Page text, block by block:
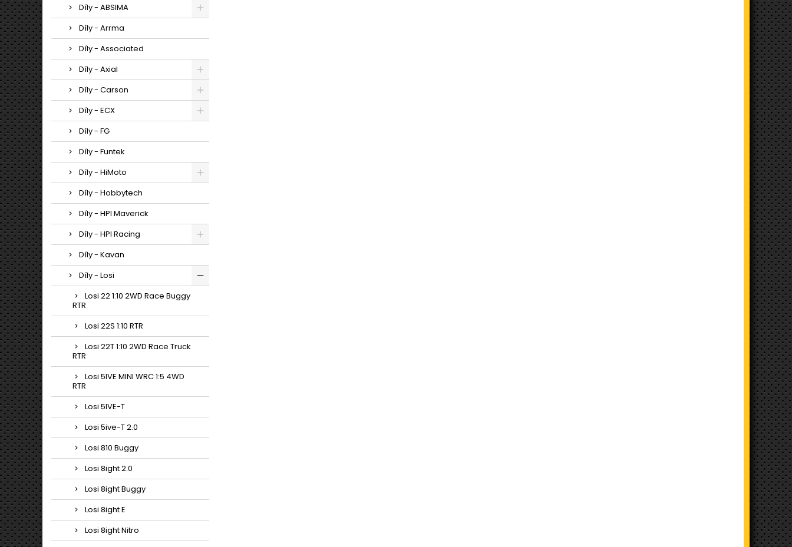
Díly - ABSIMA
Díly - Arrma
Díly - Associated
Díly - Axial
Díly - Carson
Díly - ECX
Díly - FG
Díly - Funtek
Díly - HiMoto
Díly - Hobbytech
Díly - HPI Maverick
Díly - HPI Racing
Díly - Kavan
Díly - Losi
Losi 22 1:10 2WD Race Buggy
RTR
Losi 22S 1:10 RTR
Losi 22T 1:10 2WD Race Truck
RTR
Losi 5IVE MINI WRC 1:5 4WD
RTR
Losi 5IVE-T
Losi 5ive-T 2.0
Losi 810 Buggy
Losi 8ight 2.0
Losi 8ight Buggy
Losi 8ight E
Losi 8ight Nitro